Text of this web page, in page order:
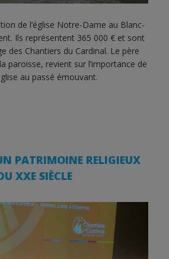
de l’église Notre-Dame au Blanc-
Ils représentent 365 000 € et sont
des Chantiers du Cardinal. Le père
paroisse, revient sur l’importance de
au passé émouvant.
PATRIMOINE RELIGIEUX
XXE SIÈCLE